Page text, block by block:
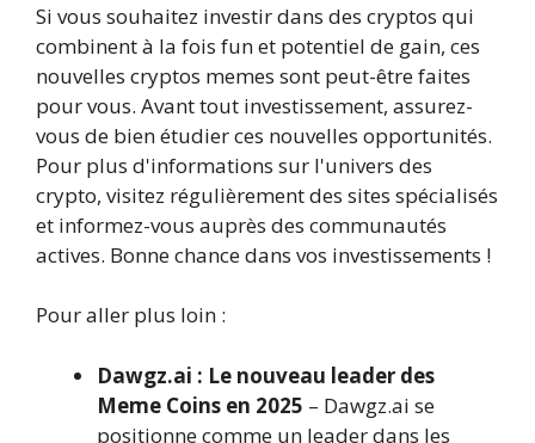
Si vous souhaitez investir dans des cryptos qui
combinent à la fois fun et potentiel de gain, ces
nouvelles cryptos memes sont peut-être faites
pour vous. Avant tout investissement, assurez-
vous de bien étudier ces nouvelles opportunités.
Pour plus d'informations sur l'univers des
crypto, visitez régulièrement des sites spécialisés
et informez-vous auprès des communautés
actives. Bonne chance dans vos investissements !
Pour aller plus loin :
Dawgz.ai : Le nouveau leader des
Meme Coins en 2025 – Dawgz.ai se
positionne comme un leader dans les